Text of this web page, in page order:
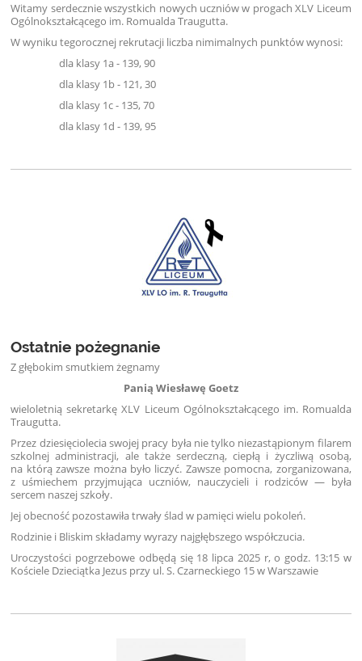
Witamy serdecznie wszystkich nowych uczniów w progach XLV Liceum
Ogólnokształcącego im. Romualda Traugutta.
W wyniku tegorocznej rekrutacji liczba nimimalnych punktów wynosi:
dla klasy 1a - 139, 90
dla klasy 1b - 121, 30
dla klasy 1c - 135, 70
dla klasy 1d - 139, 95
Ostatnie pożegnanie
Z głębokim smutkiem żegnamy
Panią Wiesławę Goetz
wieloletnią sekretarkę XLV Liceum Ogólnokształcącego im. Romualda
Traugutta.
Przez dziesięciolecia swojej pracy była nie tylko niezastąpionym filarem
szkolnej administracji, ale także serdeczną, ciepłą i życzliwą osobą,
na którą zawsze można było liczyć. Zawsze pomocna, zorganizowana,
z uśmiechem przyjmująca uczniów, nauczycieli i rodziców — była
sercem naszej szkoły.
Jej obecność pozostawiła trwały ślad w pamięci wielu pokoleń.
Rodzinie i Bliskim składamy wyrazy najgłębszego współczucia.
Uroczystości pogrzebowe odbędą się 18 lipca 2025 r, o godz. 13:15 w
Kościele Dzieciątka Jezus przy ul. S. Czarneckiego 15 w Warszawie